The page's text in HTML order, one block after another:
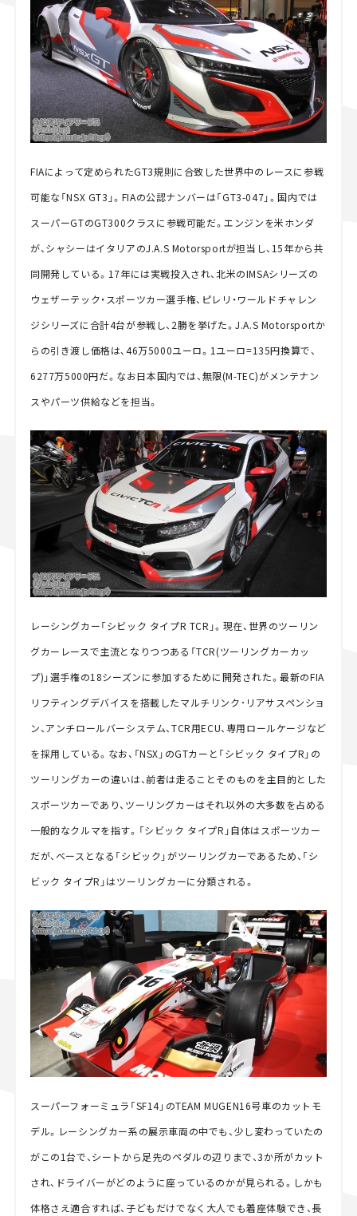
FIAによって定められたGT3規則に合致した世界中のレースに参戦
可能な「NSX GT3」。FIAの公認ナンバーは「GT3-047」。国内では
スーパーGTのGT300クラスに参戦可能だ。エンジンを米ホンダ
が、シャシーはイタリアのJ.A.S Motorsportが担当し、15年から共
同開発している。17年には実戦投入され、北米のIMSAシリーズの
ウェザーテック・スポーツカー選手権、ピレリ・ワールドチャレン
ジシリーズに合計4台が参戦し、2勝を挙げた。J.A.S Motorsportか
らの引き渡し価格は、46万5000ユーロ。1ユーロ=135円換算で、
6277万5000円だ。なお日本国内では、無限(M-TEC)がメンテナン
スやパーツ供給などを担当。
レーシングカー「シビック タイプR TCR」。現在、世界のツーリン
グカーレースで主流となりつつある「TCR(ツーリングカーカッ
プ)」選手権の18シーズンに参加するために開発された。最新のFIA
リフティングデバイスを搭載したマルチリンク･リアサスペンショ
ン、アンチロールバーシステム、TCR用ECU、専用ロールケージなど
を採用している。なお、「NSX」のGTカーと「シビック タイプR」の
ツーリングカーの違いは、前者は走ることそのものを主目的とした
スポーツカーであり、ツーリングカーはそれ以外の大多数を占める
一般的なクルマを指す。「シビック タイプR」自体はスポーツカー
だが、ベースとなる「シビック」がツーリングカーであるため、「シ
ビック タイプR」はツーリングカーに分類される。
スーパーフォーミュラ「SF14」のTEAM MUGEN16号車のカットモ
デル。レーシングカー系の展示車両の中でも、少し変わっていたの
がこの1台で、シートから足先のペダルの辺りまで、3か所がカット
され、ドライバーがどのように座っているのかが見られる。しかも
体格さえ適合すれば、子どもだけでなく大人でも着座体験でき、長